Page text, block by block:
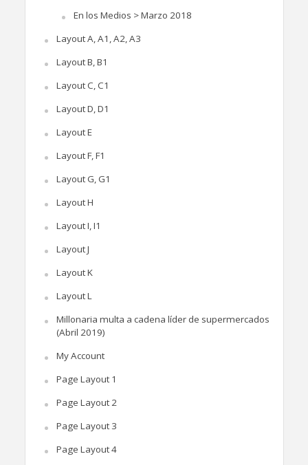
En los Medios > Marzo 2018
Layout A, A1, A2, A3
Layout B, B1
Layout C, C1
Layout D, D1
Layout E
Layout F, F1
Layout G, G1
Layout H
Layout I, I1
Layout J
Layout K
Layout L
Millonaria multa a cadena líder de supermercados
(Abril 2019)
My Account
Page Layout 1
Page Layout 2
Page Layout 3
Page Layout 4